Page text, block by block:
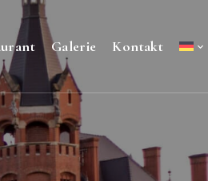
Galerie Kontakt